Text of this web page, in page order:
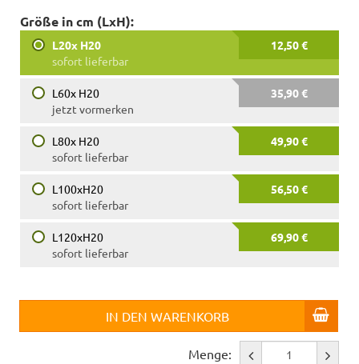
Größe in cm (LxH):
L20x H20
12,50 €
sofort lieferbar
L60x H20
35,90 €
jetzt vormerken
L80x H20
49,90 €
sofort lieferbar
L100xH20
56,50 €
sofort lieferbar
L120xH20
69,90 €
sofort lieferbar
IN DEN WARENKORB
Menge: